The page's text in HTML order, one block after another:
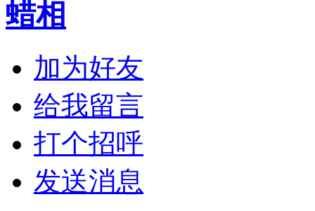
蜡相
加为好友
给我留言
打个招呼
发送消息